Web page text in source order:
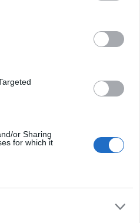
or Sharing
for which it
...